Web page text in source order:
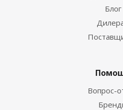
Блог
Вопрос-